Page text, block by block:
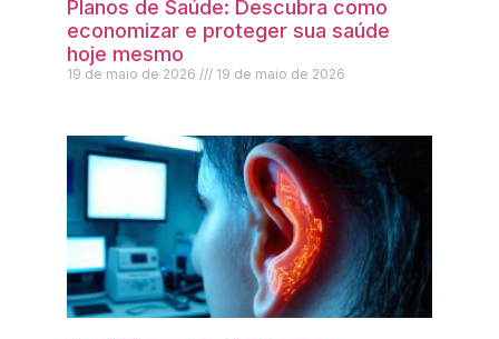
Planos de Saúde: Descubra como
economizar e proteger sua saúde
hoje mesmo
19 de maio de 2026 19 de maio de 2026